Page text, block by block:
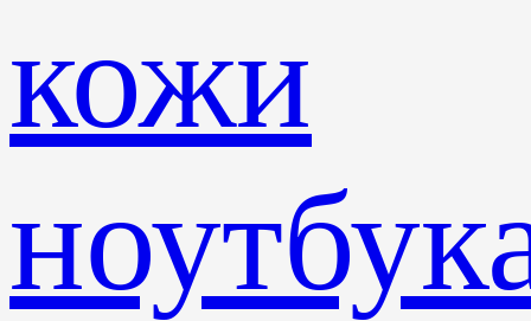
кожи